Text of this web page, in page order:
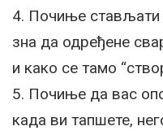
4. Почиње стављати
зна да одређене
и како се тамо
5. Почиње да вас
када ви тапшете,